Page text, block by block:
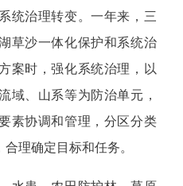
统治理转变。一年来，三
草沙一体化保护和系统治
案时，强化系统治理，以
域、山系等为防治单元，
素协调和管理，分区分类
理确定目标和任务。